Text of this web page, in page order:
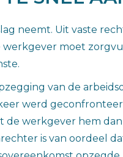
neemt. Uit vaste
moet
van de
werd
werkgever hem
is van oordeel